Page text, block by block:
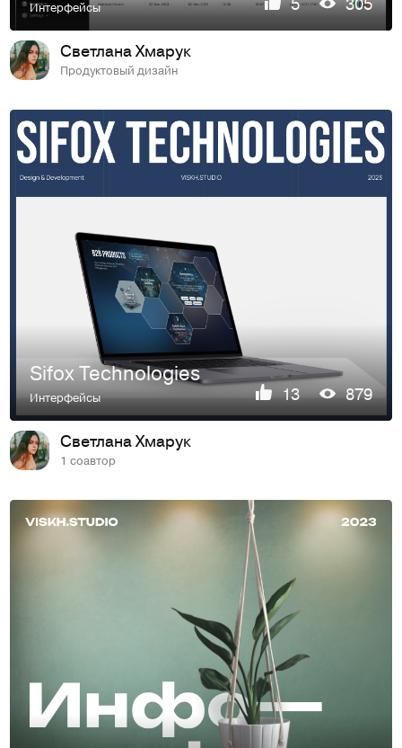
Интерфейсы
Светлана Хмарук
Продуктовый дизайн
Sifox Technologies
Интерфейсы 13 879
Светлана Хмарук
1 соавтор